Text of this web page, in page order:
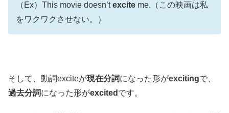
（Ex）This movie doesn’texcite me.（この映画は私
をワクワクさせない。）
そして、動詞exciteが現在分詞になった形がexcitingで、
過去分詞になった形がexcited です。